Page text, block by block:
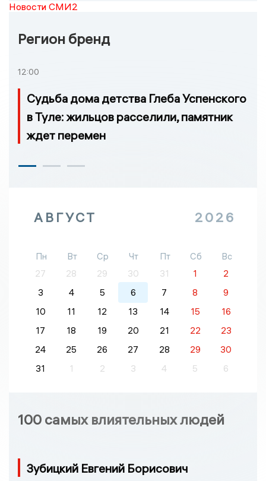
Новости СМИ2
Регион бренд
12:00
Судьба дома детства Глеба Успенского
в Туле: жильцов расселили, памятник
ждет перемен
АВГУСТ 2026
Пн Вт Ср Чт Пт Сб
Вс
27
28 29 30 31 1
2
3
4 5 6 7 8
9
10
11 12 13 14 15
16
17
18 19 20 21 22
23
24
25 26 27 28 29
30
31
1 2 3 4 5 6
100 самых влиятельных людей
Зубицкий Евгений Борисович